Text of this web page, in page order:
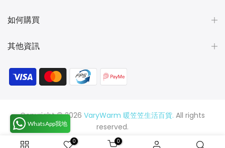
如何購買
其他資訊
Copyright © 2026 VaryWarm 暖笠笠生活百貨. All rights
reserved.
0 0
WhatsApp我地